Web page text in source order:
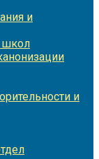
и
школ
и